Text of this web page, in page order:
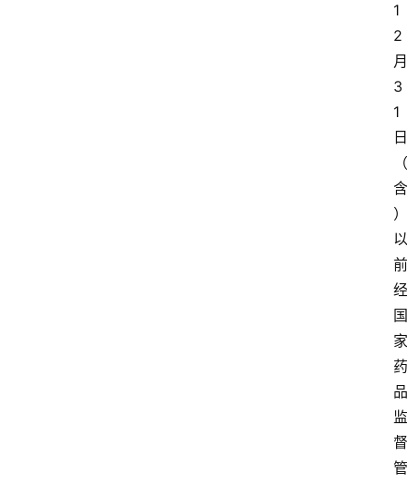
1
2
月
3
1
日
（
含
）
以
前
经
国
家
药
品
监
督
管